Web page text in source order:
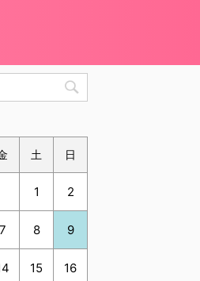
土 日
1 2
7 8 9
15 16